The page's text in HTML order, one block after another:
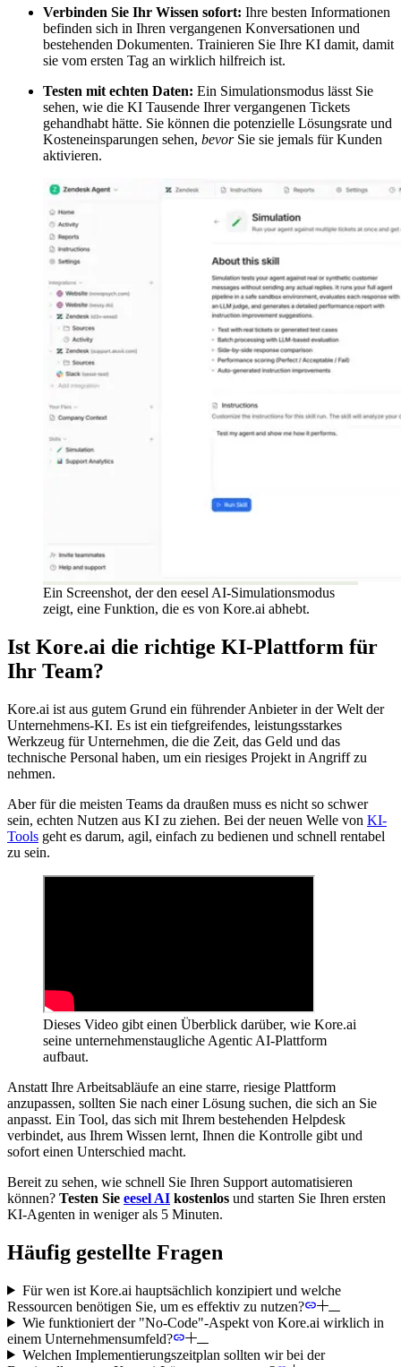
Verbinden Sie Ihr Wissen sofort: Ihre besten Informationen
befinden sich in Ihren vergangenen Konversationen und
bestehenden Dokumenten. Trainieren Sie Ihre KI damit, damit
sie vom ersten Tag an wirklich hilfreich ist.
Testen mit echten Daten: Ein Simulationsmodus lässt Sie
sehen, wie die KI Tausende Ihrer vergangenen Tickets
gehandhabt hätte. Sie können die potenzielle Lösungsrate und
Kosteneinsparungen sehen, bevorSie sie jemals für Kunden
aktivieren.
Ein Screenshot, der den eesel AI-Simulationsmodus
zeigt, eine Funktion, die es von Kore.ai abhebt.
Ist Kore.ai die richtige KI-Plattform für
Ihr Team?
Kore.ai ist aus gutem Grund ein führender Anbieter in der Welt der
Unternehmens-KI. Es ist ein tiefgreifendes, leistungsstarkes
Werkzeug für Unternehmen, die die Zeit, das Geld und das
technische Personal haben, um ein riesiges Projekt in Angriff zu
nehmen.
Aber für die meisten Teams da draußen muss es nicht so schwer
sein, echten Nutzen aus KI zu ziehen. Bei der neuen Welle von KI-
Tools geht es darum, agil, einfach zu bedienen und schnell rentabel
zu sein.
Dieses Video gibt einen Überblick darüber, wie Kore.ai
seine unternehmenstaugliche Agentic AI-Plattform
aufbaut.
Anstatt Ihre Arbeitsabläufe an eine starre, riesige Plattform
anzupassen, sollten Sie nach einer Lösung suchen, die sich an Sie
anpasst. Ein Tool, das sich mit Ihrem bestehenden Helpdesk
verbindet, aus Ihrem Wissen lernt, Ihnen die Kontrolle gibt und
sofort einen Unterschied macht.
Bereit zu sehen, wie schnell Sie Ihren Support automatisieren
können? Testen Sie eesel AI kostenlos und starten Sie Ihren ersten
KI-Agenten in weniger als 5 Minuten.
Häufig gestellte Fragen
Für wen ist Kore.ai hauptsächlich konzipiert und welche
Ressourcen benötigen Sie, um es effektiv zu nutzen?
Wie funktioniert der "No-Code"-Aspekt von Kore.ai wirklich in
einem Unternehmensumfeld?
Welchen Implementierungszeitplan sollten wir bei der